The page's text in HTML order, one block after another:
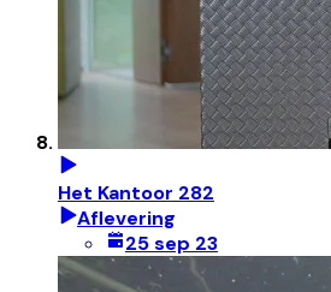
Het Kantoor 282
Aflevering
25 sep 23